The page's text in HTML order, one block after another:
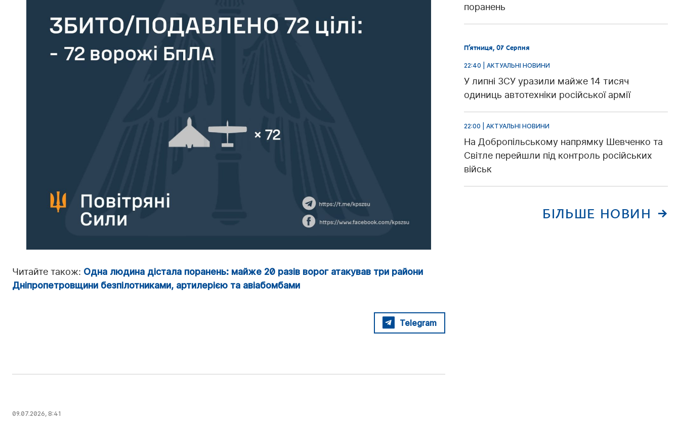
Читайте також: Одна людина дістала поранень: майже 20 разів ворог атакував три райони
Дніпропетровщини безпілотниками, артилерією та авіабомбами
Telegram
09.07.2026, 8:41
поранень
П’ятниця, 07 Серпня
22:40 | АКТУАЛЬНІ НОВИНИ
У липні ЗСУ уразили майже 14 тисяч
одиниць автотехніки російської армії
22:00 | АКТУАЛЬНІ НОВИНИ
На Добропільському напрямку Шевченко та
Світле перейшли під контроль російських
військ
БІЛЬШЕ НОВИН